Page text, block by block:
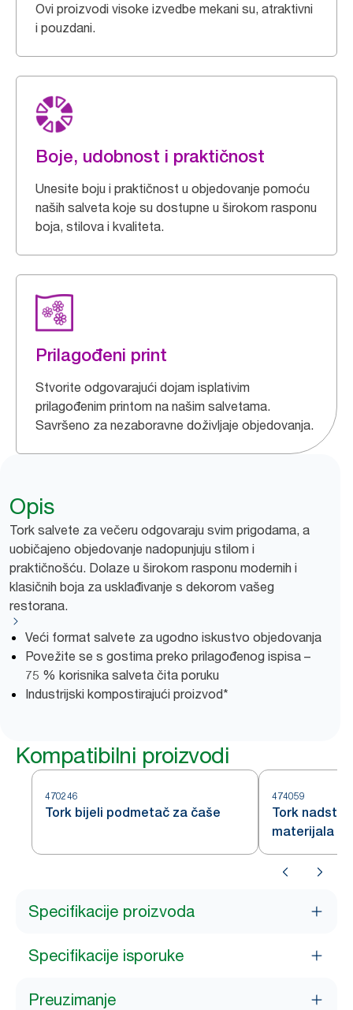
Ovi proizvodi visoke izvedbe mekani su, atraktivni
i pouzdani.
Boje, udobnost i praktičnost
Unesite boju i praktičnost u objedovanje pomoću
naših salveta koje su dostupne u širokom rasponu
boja, stilova i kvaliteta.
Prilagođeni print
Stvorite odgovarajući dojam isplativim
prilagođenim printom na našim salvetama.
Savršeno za nezaboravne doživljaje objedovanja.
Opis
Tork salvete za večeru odgovaraju svim prigodama, a
uobičajeno objedovanje nadopunjuju stilom i
praktičnošću. Dolaze u širokom rasponu modernih i
klasičnih boja za usklađivanje s dekorom vašeg
restorana.
Veći format salvete za ugodno iskustvo objedovanja
Povežite se s gostima preko prilagođenog ispisa –
75 % korisnika salveta čita poruku
Industrijski kompostirajući proizvod*
Kompatibilni proizvodi
470246
Tork bijeli podmetač za čaše
474059
Tork
materijala
Specifikacije proizvoda
Specifikacije isporuke
Preuzimanje